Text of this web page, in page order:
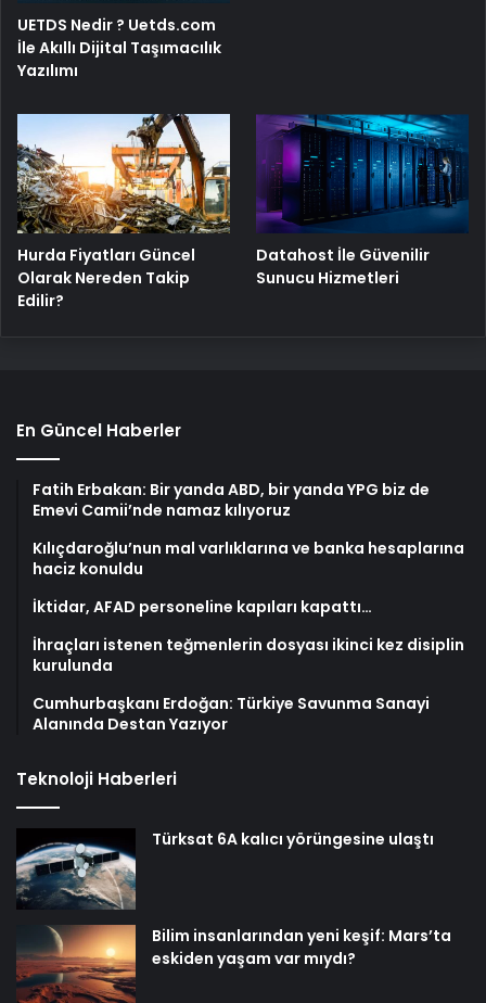
UETDS Nedir ? Uetds.com
İle Akıllı Dijital Taşımacılık
Yazılımı
Hurda Fiyatları Güncel
Olarak Nereden Takip
Edilir?
Datahost İle Güvenilir
Sunucu Hizmetleri
En Güncel Haberler
Fatih Erbakan: Bir yanda ABD, bir yanda YPG biz de
Emevi Camii’nde namaz kılıyoruz
Kılıçdaroğlu’nun mal varlıklarına ve banka hesaplarına
haciz konuldu
İktidar, AFAD personeline kapıları kapattı…
İhraçları istenen teğmenlerin dosyası ikinci kez disiplin
kurulunda
Cumhurbaşkanı Erdoğan: Türkiye Savunma Sanayi
Alanında Destan Yazıyor
Teknoloji Haberleri
Türksat 6A kalıcı yörüngesine ulaştı
Bilim insanlarından yeni keşif: Mars’ta
eskiden yaşam var mıydı?